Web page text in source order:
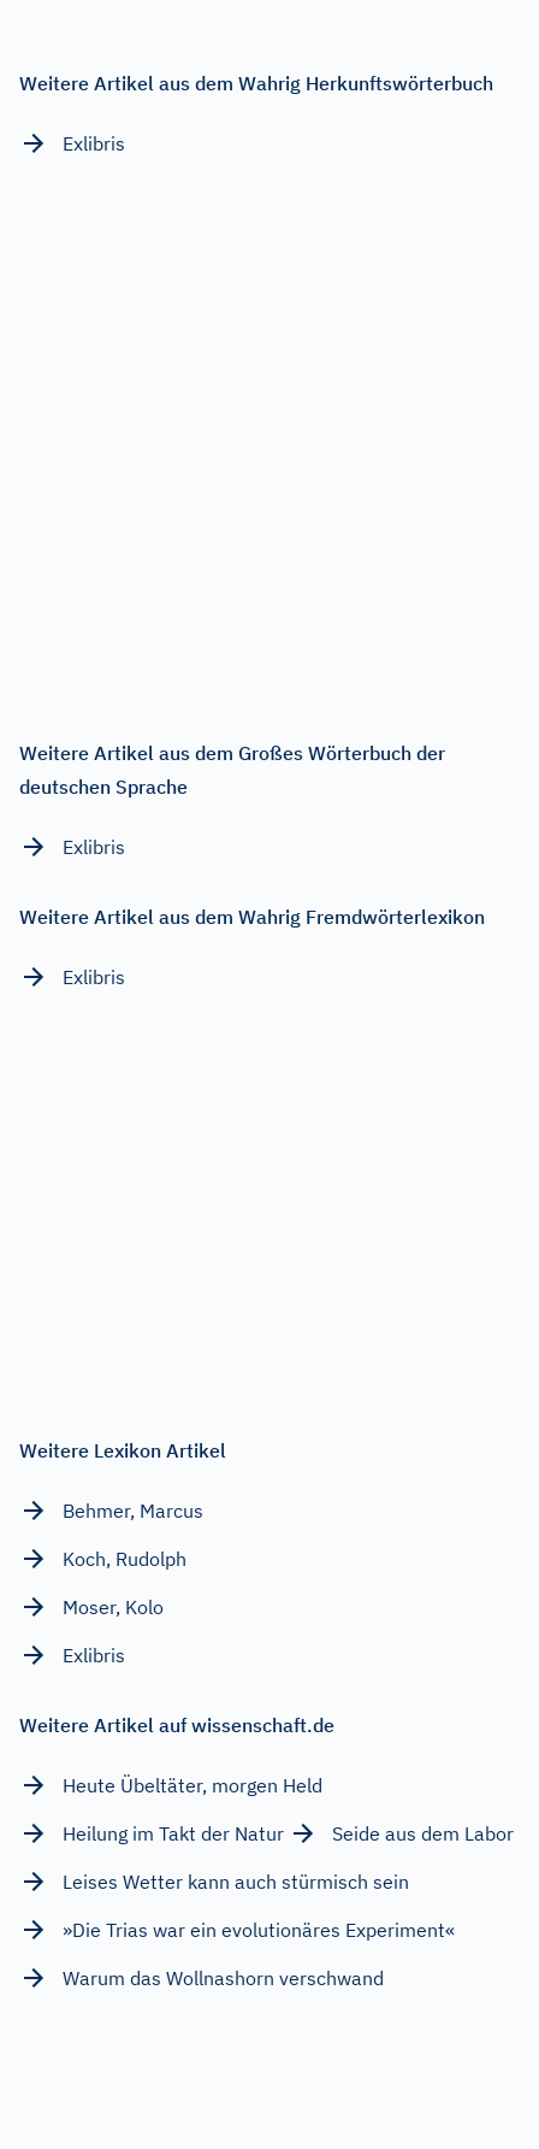
Weitere Artikel aus dem Wahrig Herkunftswörterbuch
Exlibris
Weitere Artikel aus dem Großes Wörterbuch der
deutschen Sprache
Exlibris
Weitere Artikel aus dem Wahrig Fremdwörterlexikon
Exlibris
Weitere Lexikon Artikel
Behmer, Marcus
Koch, Rudolph
Moser, Kolo
Exlibris
Weitere Artikel auf wissenschaft.de
Heute Übeltäter, morgen Held
Heilung im Takt der Natur
Seide aus dem Labor
Leises Wetter kann auch stürmisch sein
»Die Trias war ein evolutionäres Experiment«
Warum das Wollnashorn verschwand